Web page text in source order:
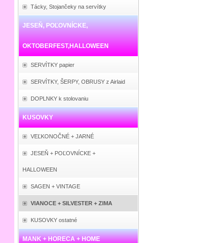
Tácky, Stojančeky na servítky
JESEŇ, POĽOVNÍCKE,
OKTOBERFEST,HALLOWEEN
SERVÍTKY papier
SERVÍTKY, ŠERPY, OBRUSY z Airlaid
DOPLNKY k stolovaniu
KUSOVKY
VEĽKONOČNÉ + JARNÉ
JESEŇ + POĽOVNÍCKE +
HALLOWEEN
SAGEN + VINTAGE
VIANOCE + SILVESTER + ZIMA
KUSOVKY ostatné
MANK + HORECA + HOME